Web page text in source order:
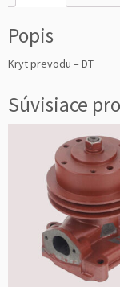
K
r
y
t
r
Popis
Kryt prevodu – DT
Súvisiace